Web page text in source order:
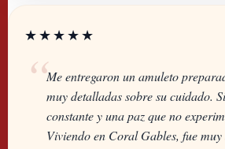
★★★★★
Me entregaron un amuleto
muy detalladas sobre su cuidado.
constante y una paz que no
Viviendo en Coral Gables, fue